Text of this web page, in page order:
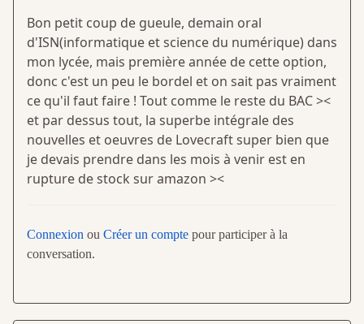
Bon petit coup de gueule, demain oral
d'ISN(informatique et science du numérique) dans
mon lycée, mais première année de cette option,
donc c'est un peu le bordel et on sait pas vraiment
ce qu'il faut faire ! Tout comme le reste du BAC ><
et par dessus tout, la superbe intégrale des
nouvelles et oeuvres de Lovecraft super bien que
je devais prendre dans les mois à venir est en
rupture de stock sur amazon ><
Connexion ou Créer un compte pour participer à la
conversation.